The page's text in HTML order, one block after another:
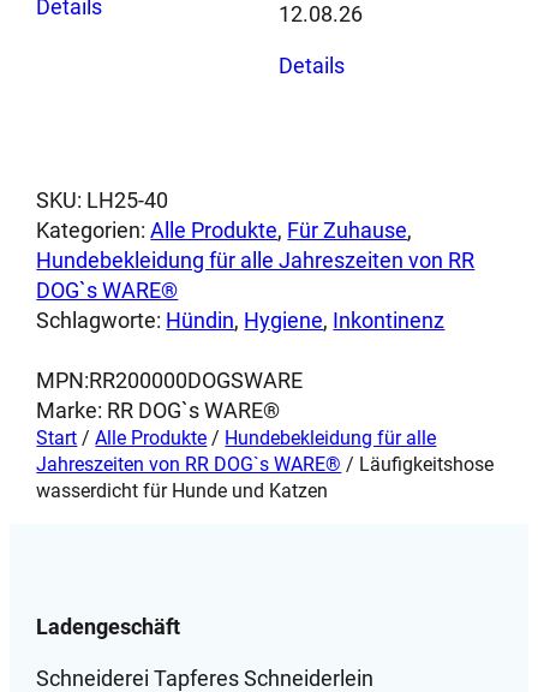
DetailsProdukt
Optionen
können
auf
der
Produktseite
werden
12.08.26
DetailsProdukt
Die
Optionen
auf
werden
SKU: LH25-40
Kategorien:Alle Produkte, Für Zuhause
Hundebekleidung für alle Jahreszeiten von RR
DOG`s WARE®
Schlagworte: Hündin, Hygiene, Inkontinenz
MPN:RR200000DOGSWARE
Marke: RR DOG`s WARE®
Start /Alle Produkte / Hundebekleidung für alle
Jahreszeiten von RR DOG`s WARE® / Läufigkeitshose
wasserdicht für Hunde und Katzen
Ladengeschäft
Schneiderei Tapferes Schneiderlein